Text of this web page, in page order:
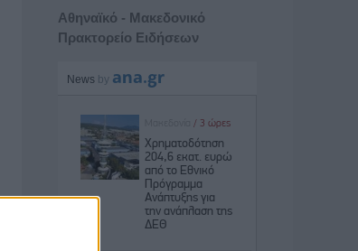
Αθηναϊκό - Μακεδονικό
Πρακτορείο Ειδήσεων